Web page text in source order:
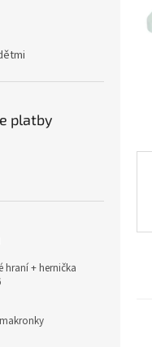
platby
hraní + hernička